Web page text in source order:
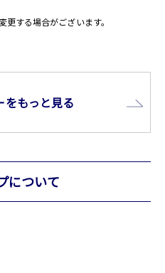
する場合がございます。
をもっと見る
について